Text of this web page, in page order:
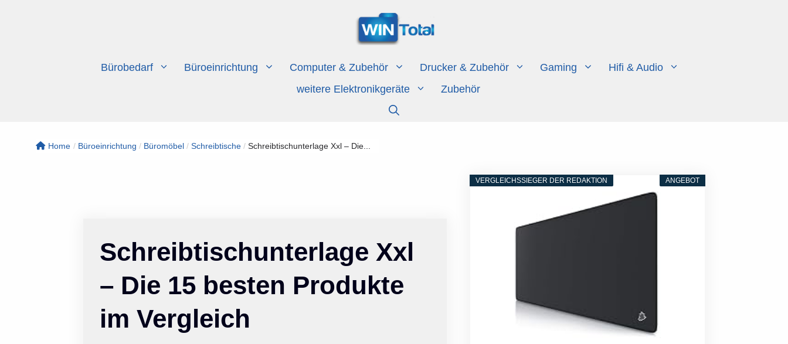
Bürobedarf Büroeinrichtung Computer & Zubehör Drucker & Zubehör Gaming
Hifi & Audio
weitere Elektronikgeräte
Zubehör
Home / Büroeinrichtung / Büromöbel / Schreibtische / Schreibtischunterlage Xxl – Die...
Schreibtischunterlage Xxl
– Die 15 besten Produkte
im Vergleich
ANGEBOT
VERGLEICHSSIEGER DER REDAKTION